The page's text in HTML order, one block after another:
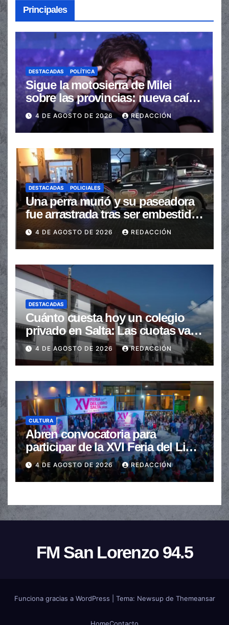
Principales
DESTACADAS POLÍTICA
Sigue la motosierra de Milei
sobre las provincias: nueva caída
de las transferencias no
automáticas
4 DE AGOSTO DE 2026 REDACCIÓN
DESTACADAS POLICIALES
Una perra murió y su paseadora
fue arrastrada tras ser embestidas
en la senda peatonal
4 DE AGOSTO DE 2026 REDACCIÓN
DESTACADAS
Cuánto cuesta hoy un colegio
privado en Salta: Las cuotas van
de $110.000 a más de $600.000
4 DE AGOSTO DE 2026 REDACCIÓN
CULTURA
Abren convocatoria para
participar de la XVI Feria del Libro
de Salta
4 DE AGOSTO DE 2026 REDACCIÓN
FM San Lorenzo 94.5
Funciona gracias a WordPress Tema: Newsupde Themeansar
HomeContacto